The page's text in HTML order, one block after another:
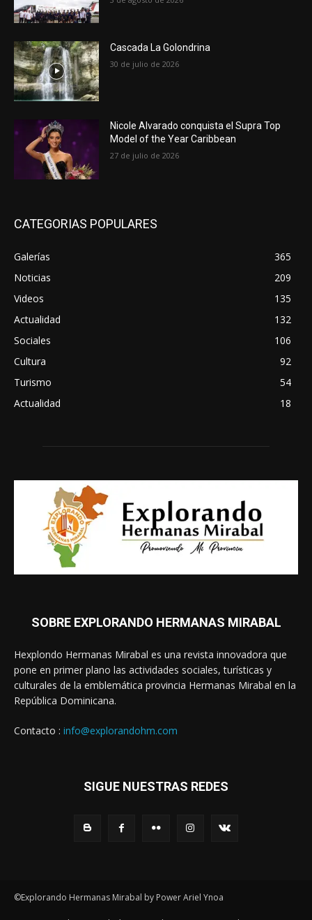
Cascada La Golondrina
30 de julio de 2026
Nicole Alvarado conquista el Supra Top
Model of the Year Caribbean
27 de julio de 2026
CATEGORIAS POPULARES
Galerías
365
Noticias
209
Videos
135
Actualidad
132
Sociales
106
Cultura
92
Turismo
54
Actualidad
18
SOBRE EXPLORANDO HERMANAS MIRABAL
Hexplondo Hermanas Mirabal es una revista innovadora que
pone en primer plano las actividades sociales, turísticas y
culturales de la emblemática provincia Hermanas Mirabal en la
República Dominicana.
Contacto : info@explorandohm.com
SIGUE NUESTRAS REDES
©Explorando Hermanas Mirabal by Power Ariel Ynoa